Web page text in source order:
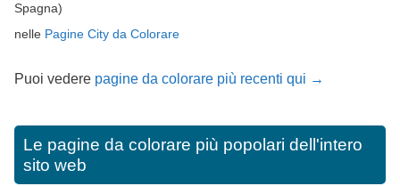
Spagna)
nelle Pagine City da Colorare
Puoi vedere pagine da colorare più recenti qui →
Le pagine da colorare più popolari dell'intero
sito web